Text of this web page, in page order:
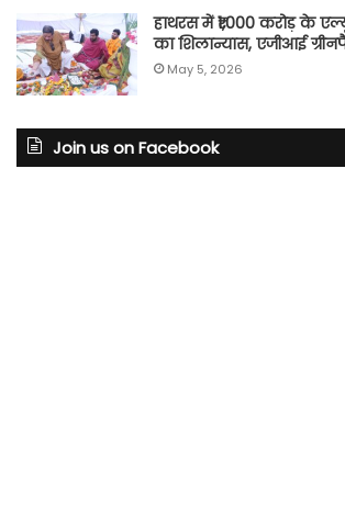
हाथरस में ₹1,000 करोड़ के
का शिलान्यास, एजीआई
May 5, 2026
Join us on Facebook